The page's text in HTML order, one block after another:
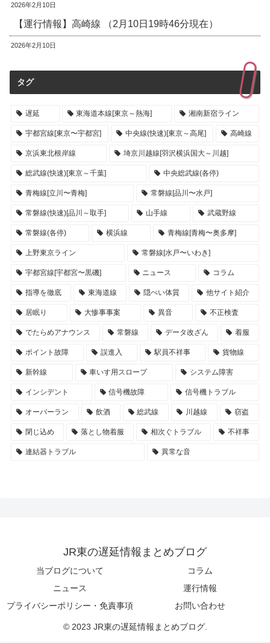
2026年2月10日
【運行情報】高崎線 （2月10日19時46分現在）
2026年2月10日
タグ
遅延 東海道本線[東京～熱海] 湘南新宿ライン
宇都宮線[東京〜宇都宮] 中央線(快速)[東京～高尾] 高崎線
京浜東北根岸線 埼京川越線[羽沢横浜国大～川越]
総武線(快速)[東京～千葉] 中央総武線(各停)
青梅線[立川〜青梅] 常磐線[品川〜水戸]
常磐線(快速)[品川～取手] 山手線 武蔵野線
常磐線(各停) 横浜線 青梅線[青梅〜奥多摩]
上野東京ライン 常磐線[水戸〜いわき]
宇都宮線[宇都宮〜黒磯] ニュース コラム
指導を徹底 東海道線 隠ぺい体質 他サイト紹介
居眠り 大惨事事案 異音 不正検査
でたらめアナウンス 常磐線 データ改ざん 着服
ポイント故障 誤進入 駅員不祥事 貨物線
新幹線 車いす用スロープ システム障害
インシデント 信号機故障 信号機トラブル
オーバーラン 飲酒 総武線 川越線 窃盗
閉じ込め 落とし物着服 相次ぐトラブル 不祥事
連結器トラブル 異常な音
JR東の遅延情報まとめブログ
当ブログについて
コラム
ニュース
運行情報
プライバシーポリシー・免責事項
お問い合わせ
© 2023 JR東の遅延情報まとめブログ.